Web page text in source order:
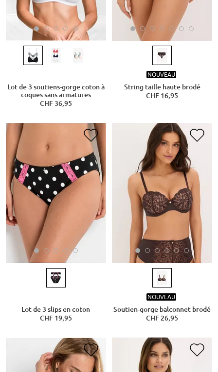
Lot de 3 soutiens-gorge coton à
coques sans armatures
CHF 36,95
NOUVEAU
String taille haute brodé
CHF 16,95
Lot de 3 slips en coton
CHF 19,95
NOUVEAU
Soutien-gorge balconnet brodé
CHF 26,95